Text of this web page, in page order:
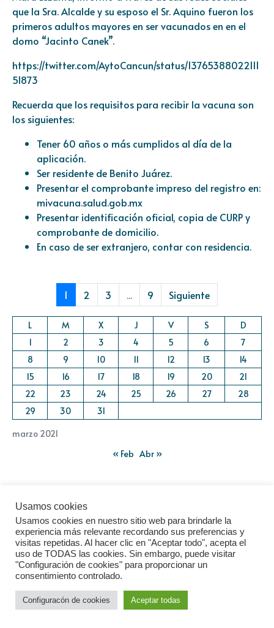
que la Sra. Alcalde y su esposo el Sr. Aquino fueron los
primeros adultos mayores en ser vacunados en en el
domo “Jacinto Canek”.
https://twitter.com/AytoCancun/status/13765388022111
51873
Recuerda que los requisitos para recibir la vacuna son
los siguientes:
Tener 60 años o más cumplidos al día de la
aplicación.
Ser residente de Benito Juárez.
Presentar el comprobante impreso del registro en:
mivacuna.salud.gob.mx
Presentar identificación oficial, copia de CURP y
comprobante de domicilio.
En caso de ser extranjero, contar con residencia.
1 2 3 ... 9 Siguiente
marzo 2021
L M X J V S
D
1
2 3 4 5 6
7
8
9 10 11 12 13
14
15
16 17 18 19 20
21
22
23 24 25 26 27
28
29
30 31
« Feb Abr »
Síguenos en redes sociales
Usamos cookies
Usamos cookies en nuestro sitio web para brindarle la
experiencia más relevante recordando sus preferencias y
visitas repetidas. Al hacer clic en "Aceptar todo", acepta el
uso de TODAS las cookies. Sin embargo, puede visitar
"Configuración de cookies" para proporcionar un
consentimiento controlado.
Configuracón de cookies Aceptar todas